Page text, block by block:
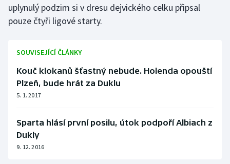
Judo
Krasobruslení
Lezení
Lyže a snowboard
Moderní pětiboj
Motorsport
uplynulý podzim si v dresu dejvického celku připsal
pouze čtyři ligové starty.
SOUVISEJÍCÍ ČLÁNKY
Kouč klokanů šťastný nebude. Holenda opouští
Plzeň, bude hrát za Duklu
5. 1. 2017
Sparta hlásí první posilu, útok podpoří Albiach z
Dukly
9. 12. 2016